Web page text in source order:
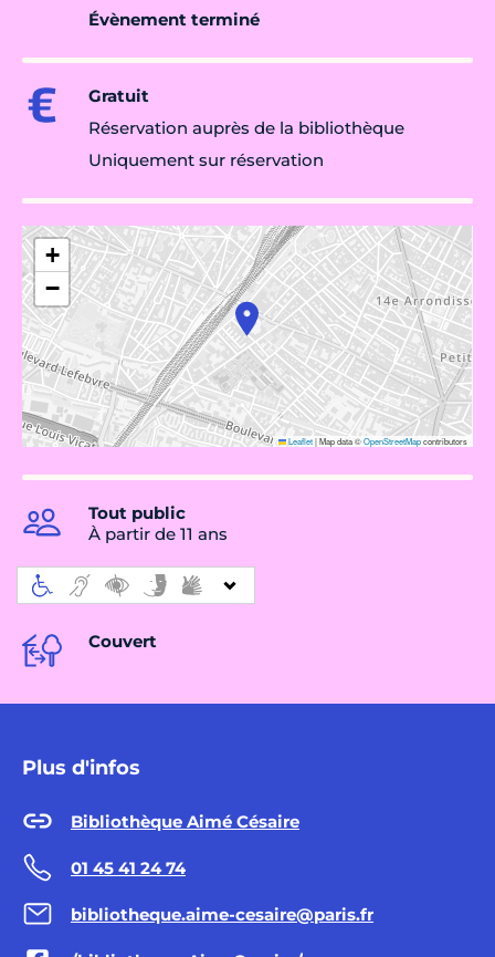
Évènement terminé
Gratuit
Réservation auprès de la bibliothèque
Uniquement sur réservation
+
−
Leaflet|Map data ©OpenStreetMapcontributors
Tout public
À partir de 11 ans
Couvert
Plus d'infos
Bibliothèque Aimé Césaire
01 45 41 24 74
bibliotheque.aime-cesaire@paris.fr